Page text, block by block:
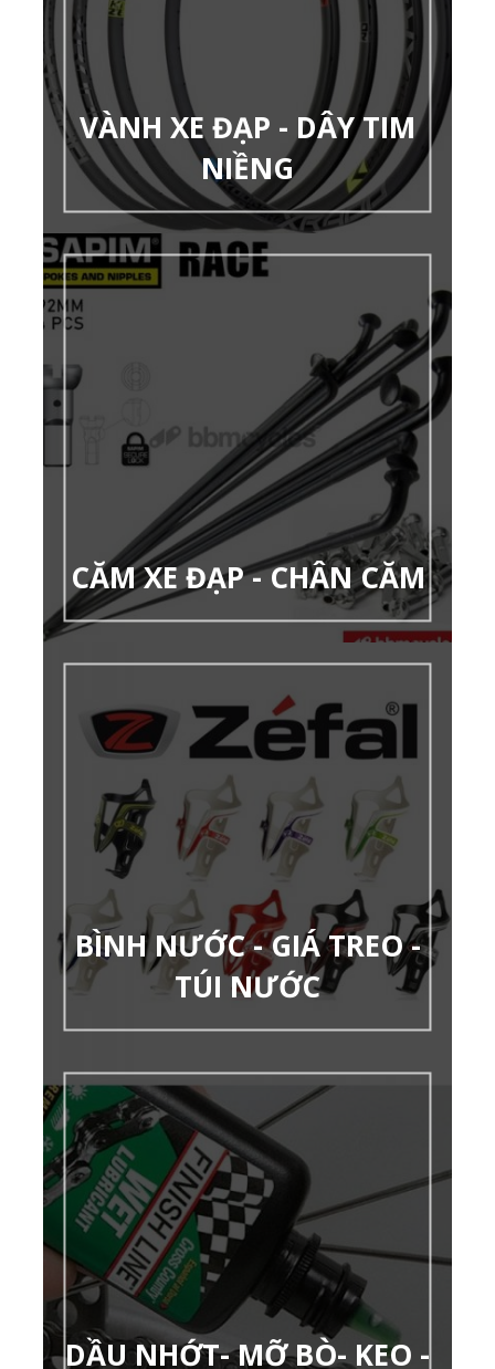
VÀNH XE ĐẠP - DÂY TIM
NIỀNG
CĂM XE ĐẠP - CHÂN CĂM
BÌNH NƯỚC - GIÁ TREO -
TÚI NƯỚC
DẦU NHỚT- MỠ BÒ- KEO -